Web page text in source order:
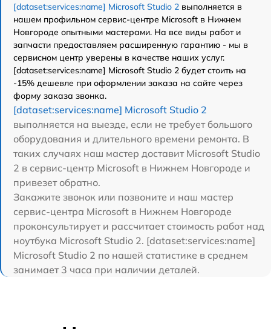
[dataset:services:name] Microsoft Studio 2 выполняется в
нашем профильном сервис-центре Microsoft в Нижнем
Новгороде опытными мастерами. На все виды работ и
запчасти предоставляем расширенную гарантию - мы в
сервисном центр уверены в качестве наших услуг.
[dataset:services:name] Microsoft Studio 2 будет стоить на
-15% дешевле при оформлении заказа на сайте через
форму заказа звонка.
[dataset:services:name] Microsoft Studio 2
выполняется на выезде, если не требует большого
оборудования и длительного времени ремонта. В
таких случаях наш мастер доставит Microsoft Studio
2 в сервис-центр Microsoft в Нижнем Новгороде и
привезет обратно.
Закажите звонок или позвоните и наш мастер
сервис-центра Microsoft в Нижнем Новгороде
проконсультирует и рассчитает стоимость работ над
ноутбука Microsoft Studio 2. [dataset:services:name]
Microsoft Studio 2 по нашей статистике в среднем
занимает 3 часа при наличии деталей.